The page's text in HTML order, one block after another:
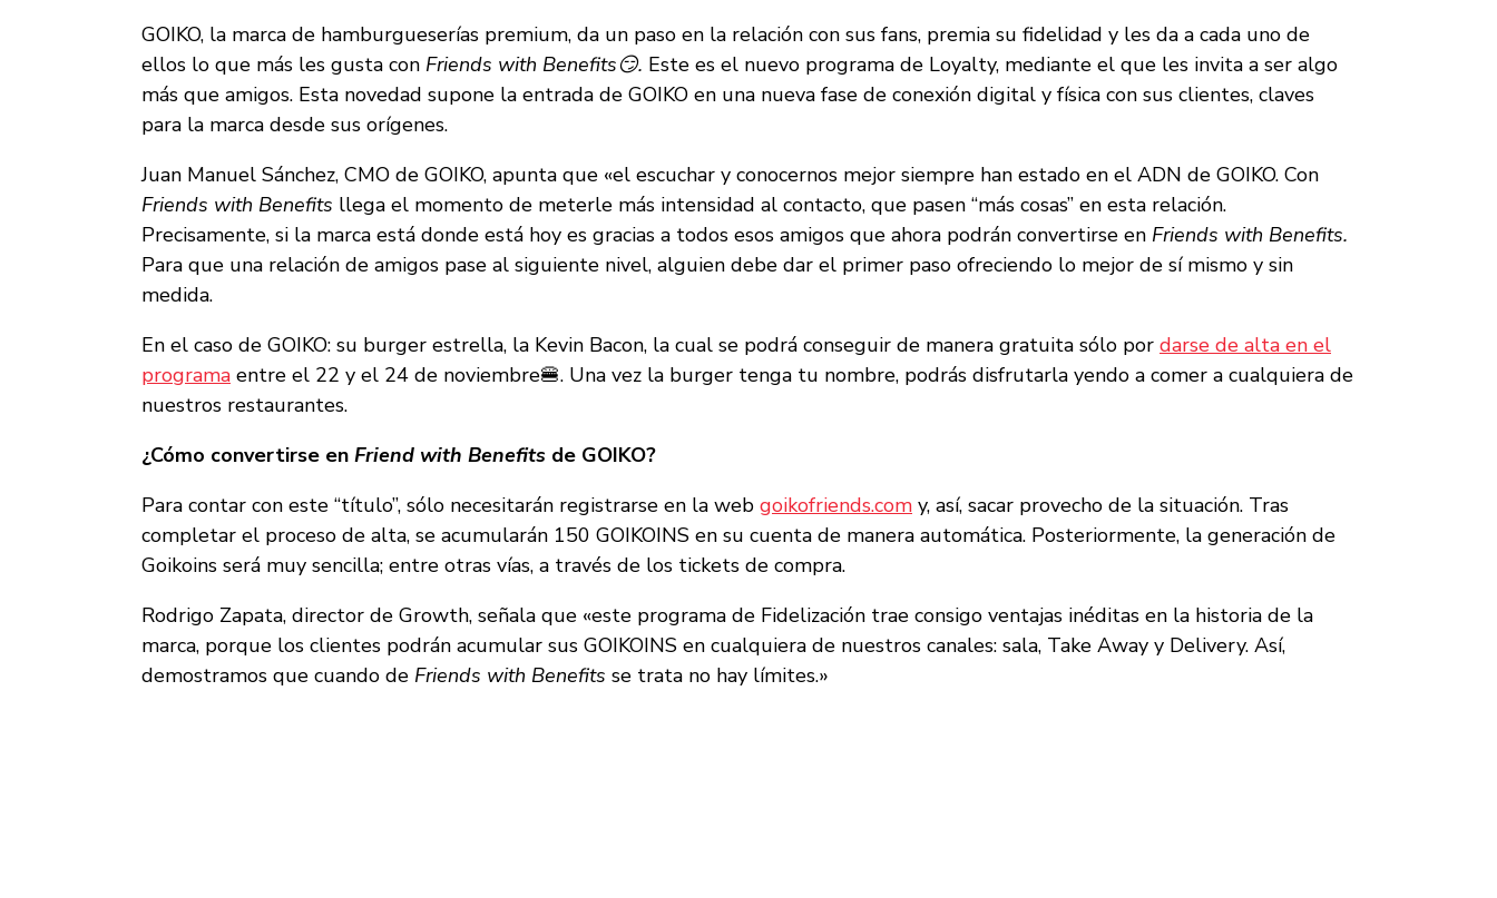
GOIKO, la marca de hamburgueserías premium, da un paso en la relación con sus fans, premia su fidelidad y les da a cada uno de
ellos lo que más les gusta con Friends with Benefits😏. Este es el nuevo programa de Loyalty, mediante el que les invita a ser algo
más que amigos. Esta novedad supone la entrada de GOIKO en una nueva fase de conexión digital y física con sus clientes, claves
para la marca desde sus orígenes.
Juan Manuel Sánchez, CMO de GOIKO, apunta que «el escuchar y conocernos mejor siempre han estado en el ADN de GOIKO. Con
Friends with Benefits llega el momento de meterle más intensidad al contacto, que pasen “más cosas” en esta relación.
Precisamente, si la marca está donde está hoy es gracias a todos esos amigos que ahora podrán convertirse en Friends with Benefits.
Para que una relación de amigos pase al siguiente nivel, alguien debe dar el primer paso ofreciendo lo mejor de sí mismo y sin
medida.
En el caso de GOIKO: su burger estrella, la Kevin Bacon, la cual se podrá conseguir de manera gratuita sólo por darse de alta en el
programa entre el 22 y el 24 de noviembre🍔. Una vez la burger tenga tu nombre, podrás disfrutarla yendo a comer a cualquiera de
nuestros restaurantes.
¿Cómo convertirse en Friend with Benefits de GOIKO?
Para contar con este “título”, sólo necesitarán registrarse en la web goikofriends.com y, así, sacar provecho de la situación. Tras
completar el proceso de alta, se acumularán 150 GOIKOINS en su cuenta de manera automática. Posteriormente, la generación de
Goikoins será muy sencilla; entre otras vías, a través de los tickets de compra.
Rodrigo Zapata, director de Growth, señala que «este programa de Fidelización trae consigo ventajas inéditas en la historia de la
marca, porque los clientes podrán acumular sus GOIKOINS en cualquiera de nuestros canales: sala, Take Away y Delivery. Así,
demostramos que cuando de Friends with Benefits se trata no hay límites.»